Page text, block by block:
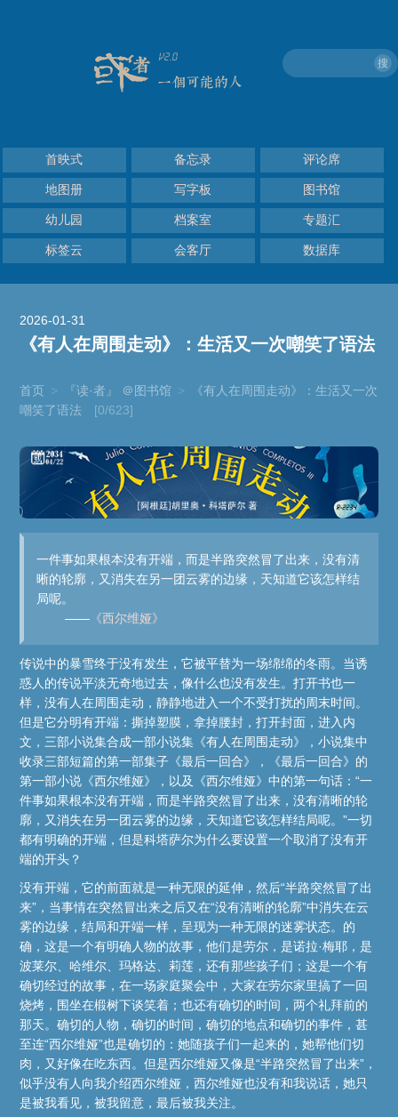
搜
首映式 备忘录 评论席
地图册 写字板 图书馆
幼儿园 档案室 专题汇
标签云 会客厅 数据库
2026-01-31
《有人在周围走动》：生活又一次嘲笑了语法
首页 > 『读·者』 ＠图书馆 >
《有人在周围走动》：生活又一次
嘲笑了语法
[0/623]
一件事如果根本没有开端，而是半路突然冒了出来，没有清
晰的轮廓，又消失在另一团云雾的边缘，天知道它该怎样结
局呢。
—— 《西尔维娅》
传说中的暴雪终于没有发生，它被平替为一场绵绵的冬雨。当诱
惑人的传说平淡无奇地过去，像什么也没有发生。打开书也一
样，没有人在周围走动，静静地进入一个不受打扰的周末时间。
但是它分明有开端：撕掉塑膜，拿掉腰封，打开封面，进入内
文，三部小说集合成一部小说集《有人在周围走动》，小说集中
收录三部短篇的第一部集子《最后一回合》，《最后一回合》的
第一部小说《西尔维娅》，以及《西尔维娅》中的第一句话：“一
件事如果根本没有开端，而是半路突然冒了出来，没有清晰的轮
廓，又消失在另一团云雾的边缘，天知道它该怎样结局呢。”一切
都有明确的开端，但是科塔萨尔为什么要设置一个取消了没有开
端的开头？
没有开端，它的前面就是一种无限的延伸，然后“半路突然冒了出
来”，当事情在突然冒出来之后又在“没有清晰的轮廓”中消失在云
雾的边缘，结局和开端一样，呈现为一种无限的迷雾状态。的
确，这是一个有明确人物的故事，他们是劳尔，是诺拉·梅耶，是
波莱尔、哈维尔、玛格达、莉莲，还有那些孩子们；这是一个有
确切经过的故事，在一场家庭聚会中，大家在劳尔家里搞了一回
烧烤，围坐在椴树下谈笑着；也还有确切的时间，两个礼拜前的
那天。确切的人物，确切的时间，确切的地点和确切的事件，甚
至连“西尔维娅”也是确切的：她随孩子们一起来的，她帮他们切
肉，又好像在吃东西。但是西尔维娅又像是“半路突然冒了出来”，
似乎没有人向我介绍西尔维娅，西尔维娅也没有和我说话，她只
是被我看见，被我留意，最后被我关注。